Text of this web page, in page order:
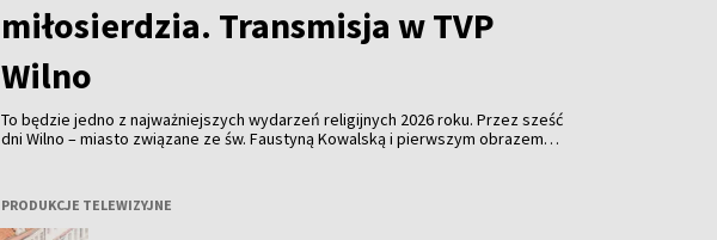
miłosierdzia. Transmisja w TVP
Wilno
To będzie jedno z najważniejszych wydarzeń religijnych 2026 roku. Przez sześć
dni Wilno – miasto związane ze św. Faustyną Kowalską i pierwszym obrazem
Miasto Miłosierdzia” odbędzie się VI Światowy Apostolski Kongres
Miłosierdzia, a TVP Wilno będzie relacjonować jego najważniejsze wydarzenia.
PRODUKCJE TELEWIZYJNE